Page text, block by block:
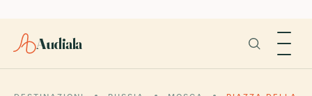
Audiala